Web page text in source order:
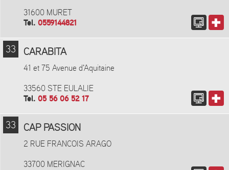
31600 MURET
Tel. 0559144821
33 CARABITA
41 et 75 Avenue d'Aquitaine
33560 STE EULALIE
Tel. 05 56 06 52 17
33 CAP PASSION
2 RUE FRANCOIS ARAGO
33700 MERIGNAC